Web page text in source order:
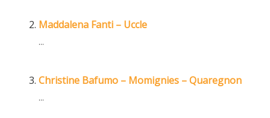
Maddalena Fanti – Uccle
...
Christine Bafumo – Momignies – Quaregnon
...